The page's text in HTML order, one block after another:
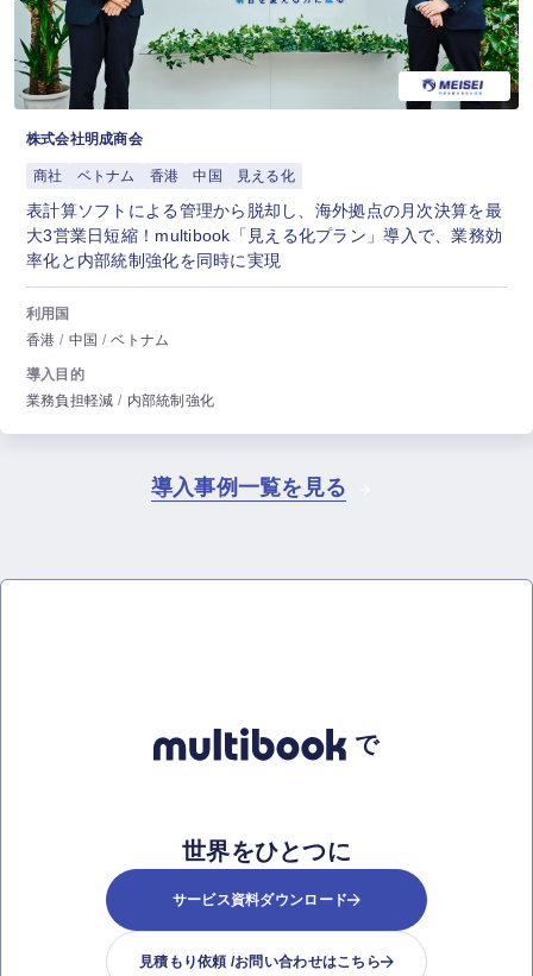
株式会社明成商会
商社 ベトナム 香港 中国 見える化
表計算ソフトによる管理から脱却し、海外拠点の月次決算を最
大3営業日短縮！multibook「見える化プラン」導入で、業務効
率化と内部統制強化を同時に実現
利用国
香港
中国 ベトナム
導入目的
業務負担軽減
内部統制強化
導入事例一覧を見る
で
世界をひとつに
サービス資料ダウンロード
見積もり依頼 /お問い合わせはこちら